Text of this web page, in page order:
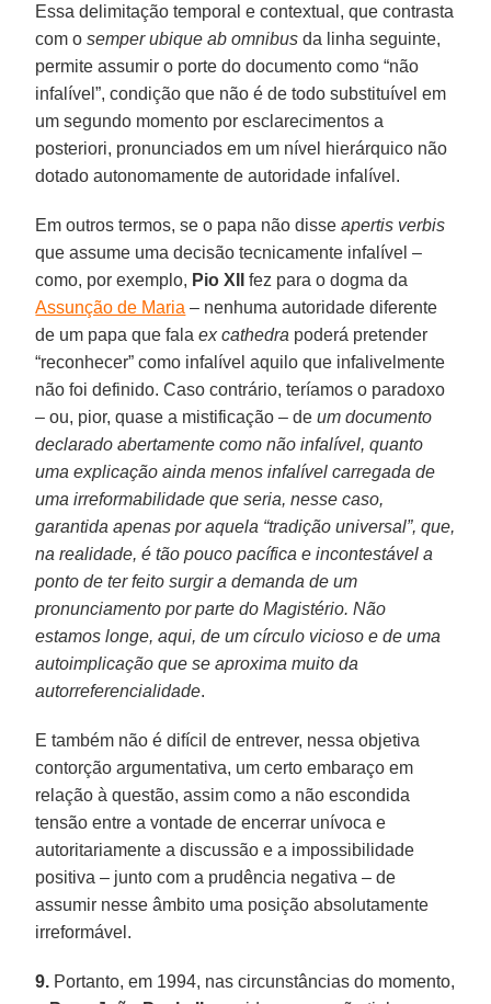
Essa delimitação temporal e contextual, que contrasta
com osemper ubique ab omnibus da linha seguinte,
permite assumir o porte do documento como “não
infalível”, condição que não é de todo substituível em
um segundo momento por esclarecimentos a
posteriori, pronunciados em um nível hierárquico não
dotado autonomamente de autoridade infalível.
Em outros termos, se o papa não disseapertis verbis
que assume uma decisão tecnicamente infalível –
como, por exemplo, Pio XII
fez para o dogma da
Assunção de Maria – nenhuma autoridade diferente
de um papa que falaex cathedra poderá pretender
“reconhecer” como infalível aquilo que infalivelmente
não foi definido. Caso contrário, teríamos o paradoxo
– ou, pior, quase a mistificação – deum documento
declarado abertamente como não infalível, quanto
uma explicação ainda menos infalível carregada de
uma irreformabilidade que seria, nesse caso,
garantida apenas por aquela “tradição universal”, que,
na realidade, é tão pouco pacífica e incontestável a
ponto de ter feito surgir a demanda de um
pronunciamento por parte do Magistério. Não
estamos longe, aqui, de um círculo vicioso e de uma
autoimplicação que se aproxima muito da
autorreferencialidade.
E também não é difícil de entrever, nessa objetiva
contorção argumentativa, um certo embaraço em
relação à questão, assim como a não escondida
tensão entre a vontade de encerrar unívoca e
autoritariamente a discussão e a impossibilidade
positiva – junto com a prudência negativa – de
assumir nesse âmbito uma posição absolutamente
irreformável.
9. Portanto, em 1994, nas circunstâncias do momento,